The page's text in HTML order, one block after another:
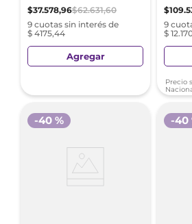
$37.578,96$62.631,60
9 cuotas sin interés de
$ 4175,44
Agregar
$109.
9
$
Precio
-40 % -40